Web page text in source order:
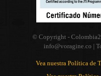
© Copyright - Colombia
info@voragine.co |
Vea nuestra Política de